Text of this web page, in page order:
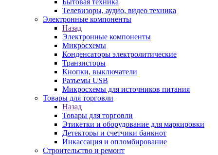
Бытовая техника
Телевизоры, аудио, видео техника
Электронные компоненты
Назад
Электронные компоненты
Микросхемы
Конденсаторы электролитические
Транзисторы
Кнопки, выключатели
Разъемы USB
Микросхемы для источников питания
Товары для торговли
Назад
Товары для торговли
Этикетки и оборудование для маркировки
Детекторы и счетчики банкнот
Инкассация и опломбирование
Строительство и ремонт